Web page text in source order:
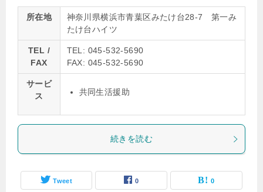
所在地
神奈川県横浜市青葉区みたけ台28-7 第一み
たけ台ハイツ
TEL /
FAX
TEL: 045-532-5690
FAX: 045-532-5690
サービ
ス
共同生活援助
続きを読む
Tweet 0 0